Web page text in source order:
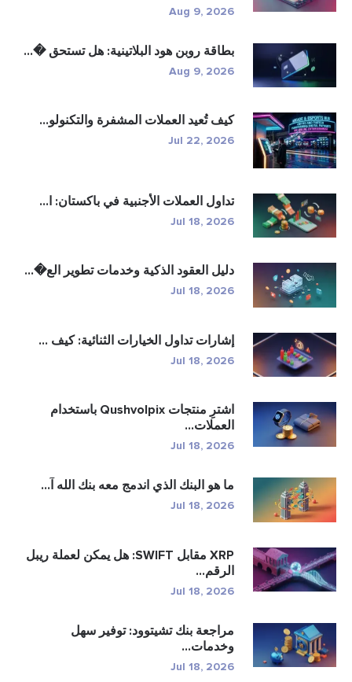
Aug 9, 2026
بطاقة روبن هود البلاتينية: هل تستحق �...
Aug 9, 2026
كيف تُعيد العملات المشفرة والتكنولو...
Jul 22, 2026
تداول العملات الأجنبية في باكستان: ا...
Jul 18, 2026
دليل العقود الذكية وخدمات تطوير الع�...
Jul 18, 2026
إشارات تداول الخيارات الثنائية: كيف ...
Jul 18, 2026
اشترِ منتجات Qushvolpix باستخدام
العملات...
Jul 18, 2026
ما هو البنك الذي اندمج معه بنك الله آ...
Jul 18, 2026
XRP مقابل SWIFT: هل يمكن لعملة ريبل
الرقم...
Jul 18, 2026
مراجعة بنك تشيتوود: توفير سهل
وخدمات...
Jul 18, 2026